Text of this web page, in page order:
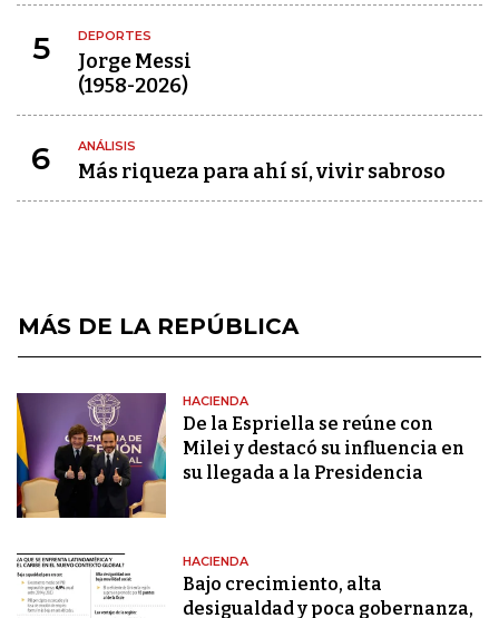
5 DEPORTES
Jorge Messi
(1958-2026)
6 ANÁLISIS
Más riqueza para ahí sí, vivir sabroso
MÁS DE LA REPÚBLICA
HACIENDA
De la Espriella se reúne con
Milei y destacó su influencia en
su llegada a la Presidencia
HACIENDA
Bajo crecimiento, alta
desigualdad y poca gobernanza,